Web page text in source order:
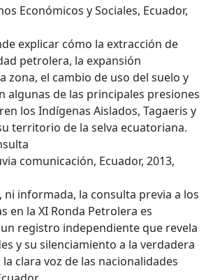
Económicos y Sociales, Ecuador,
explicar cómo la extracción de
petrolera, la expansión
zona, el cambio de uso del suelo y
algunas de las principales presiones
los Indígenas Aislados, Tagaeris y
territorio de la selva ecuatoriana.
comunicación, Ecuador, 2013,
ni informada, la consulta previa a los
en la XI Ronda Petrolera es
registro independiente que revela
y su silenciamiento a la verdadera
clara voz de las nacionalidades